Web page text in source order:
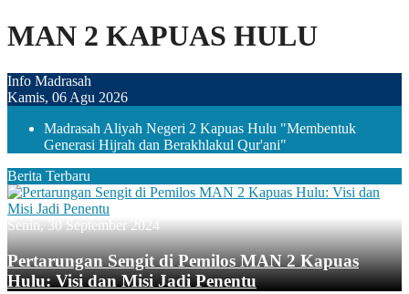
MAN 2 KAPUAS HULU
Info Madrasah
Kamis, 06 Agu 2026
Madrasah Aliyah Negeri 2 Kapuas Hulu "Membentuk
Generasi Hijrah dan Berakhlakul Qur'ani"
Berita Terbaru
Senin, 30 September 2024
Pertarungan Sengit di Pemilos MAN 2 Kapuas
Hulu: Visi dan Misi Jadi Penentu